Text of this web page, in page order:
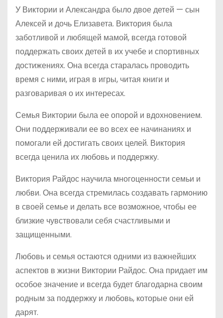
У Виктории и Александра было двое детей — сын
Алексей и дочь Елизавета. Виктория была
заботливой и любящей мамой, всегда готовой
поддержать своих детей в их учебе и спортивных
достижениях. Она всегда старалась проводить
время с ними, играя в игры, читая книги и
разговаривая о их интересах.
Семья Виктории была ее опорой и вдохновением.
Они поддерживали ее во всех ее начинаниях и
помогали ей достигать своих целей. Виктория
всегда ценила их любовь и поддержку.
Виктория Райдос научила многоценности семьи и
любви. Она всегда стремилась создавать гармонию
в своей семье и делать все возможное, чтобы ее
близкие чувствовали себя счастливыми и
защищенными.
Любовь и семья остаются одними из важнейших
аспектов в жизни Виктории Райдос. Она придает им
особое значение и всегда будет благодарна своим
родным за поддержку и любовь, которые они ей
дарят.